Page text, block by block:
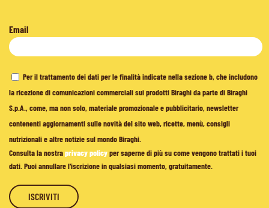
Email
Per il trattamento dei dati per le finalità indicate nella sezione b, che includono
la ricezione di comunicazioni commerciali sui prodotti Biraghi da parte di Biraghi
S.p.A., come, ma non solo, materiale promozionale e pubblicitario, newsletter
contenenti aggiornamenti sulle novità del sito web, ricette, menù, consigli
nutrizionali e altre notizie sul mondo Biraghi.
Consulta la nostraprivacy policyper saperne di più su come vengono trattati i tuoi
dati. Puoi annullare l'iscrizione in qualsiasi momento, gratuitamente.